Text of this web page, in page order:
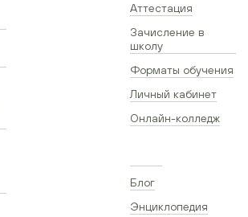
Аттестация
Зачисление в
школу
Форматы обучения
Личный кабинет
Онлайн-колледж
Блог
Энциклопедия